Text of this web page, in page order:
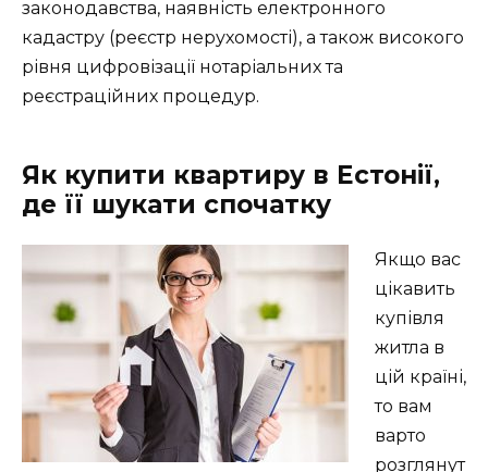
законодавства, наявність електронного
кадастру (реєстр нерухомості), а також високого
рівня цифровізації нотаріальних та
реєстраційних процедур.
Як купити квартиру в Естонії,
де її шукати спочатку
Якщо вас
цікавить
купівля
житла в
цій країні,
то вам
варто
розглянут